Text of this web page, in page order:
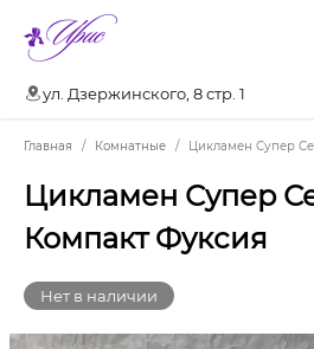
ул. Дзержинского, 8 стр. 1
Главная Комнатные Цикламен Супер
Цикламен Супер
Компакт Фуксия
Нет в наличии